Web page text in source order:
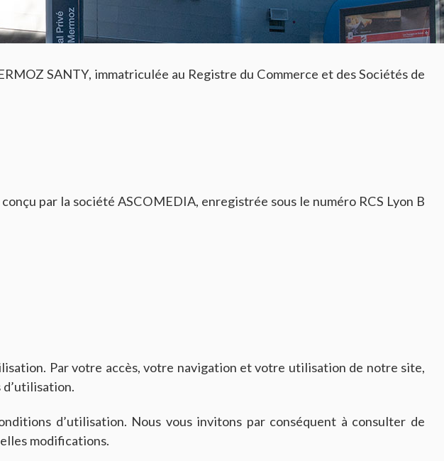
SANTY, immatriculée au Registre du Commerce et des Sociétés de
par la société ASCOMEDIA, enregistrée sous le numéro RCS Lyon B
Par votre accès, votre navigation et votre utilisation de notre site,
d’utilisation.
d’utilisation. Nous vous invitons par conséquent à consulter de
modifications.